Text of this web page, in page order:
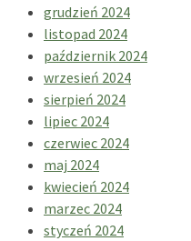
grudzień 2024
listopad 2024
październik 2024
wrzesień 2024
sierpień 2024
lipiec 2024
czerwiec 2024
maj 2024
kwiecień 2024
marzec 2024
styczeń 2024